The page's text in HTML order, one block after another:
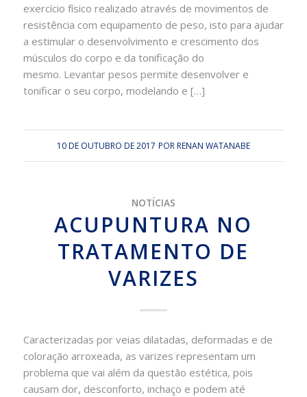
exercício físico realizado através de movimentos de
resistência com equipamento de peso, isto para ajudar
a estimular o desenvolvimento e crescimento dos
músculos do corpo e da tonificação do
mesmo. Levantar pesos permite desenvolver e
tonificar o seu corpo, modelando e […]
10 DE OUTUBRO DE 2017 PORRENAN WATANABE
NOTÍCIAS
ACUPUNTURA NO
TRATAMENTO DE
VARIZES
Caracterizadas por veias dilatadas, deformadas e de
coloração arroxeada, as varizes representam um
problema que vai além da questão estética, pois
causam dor, desconforto, inchaço e podem até